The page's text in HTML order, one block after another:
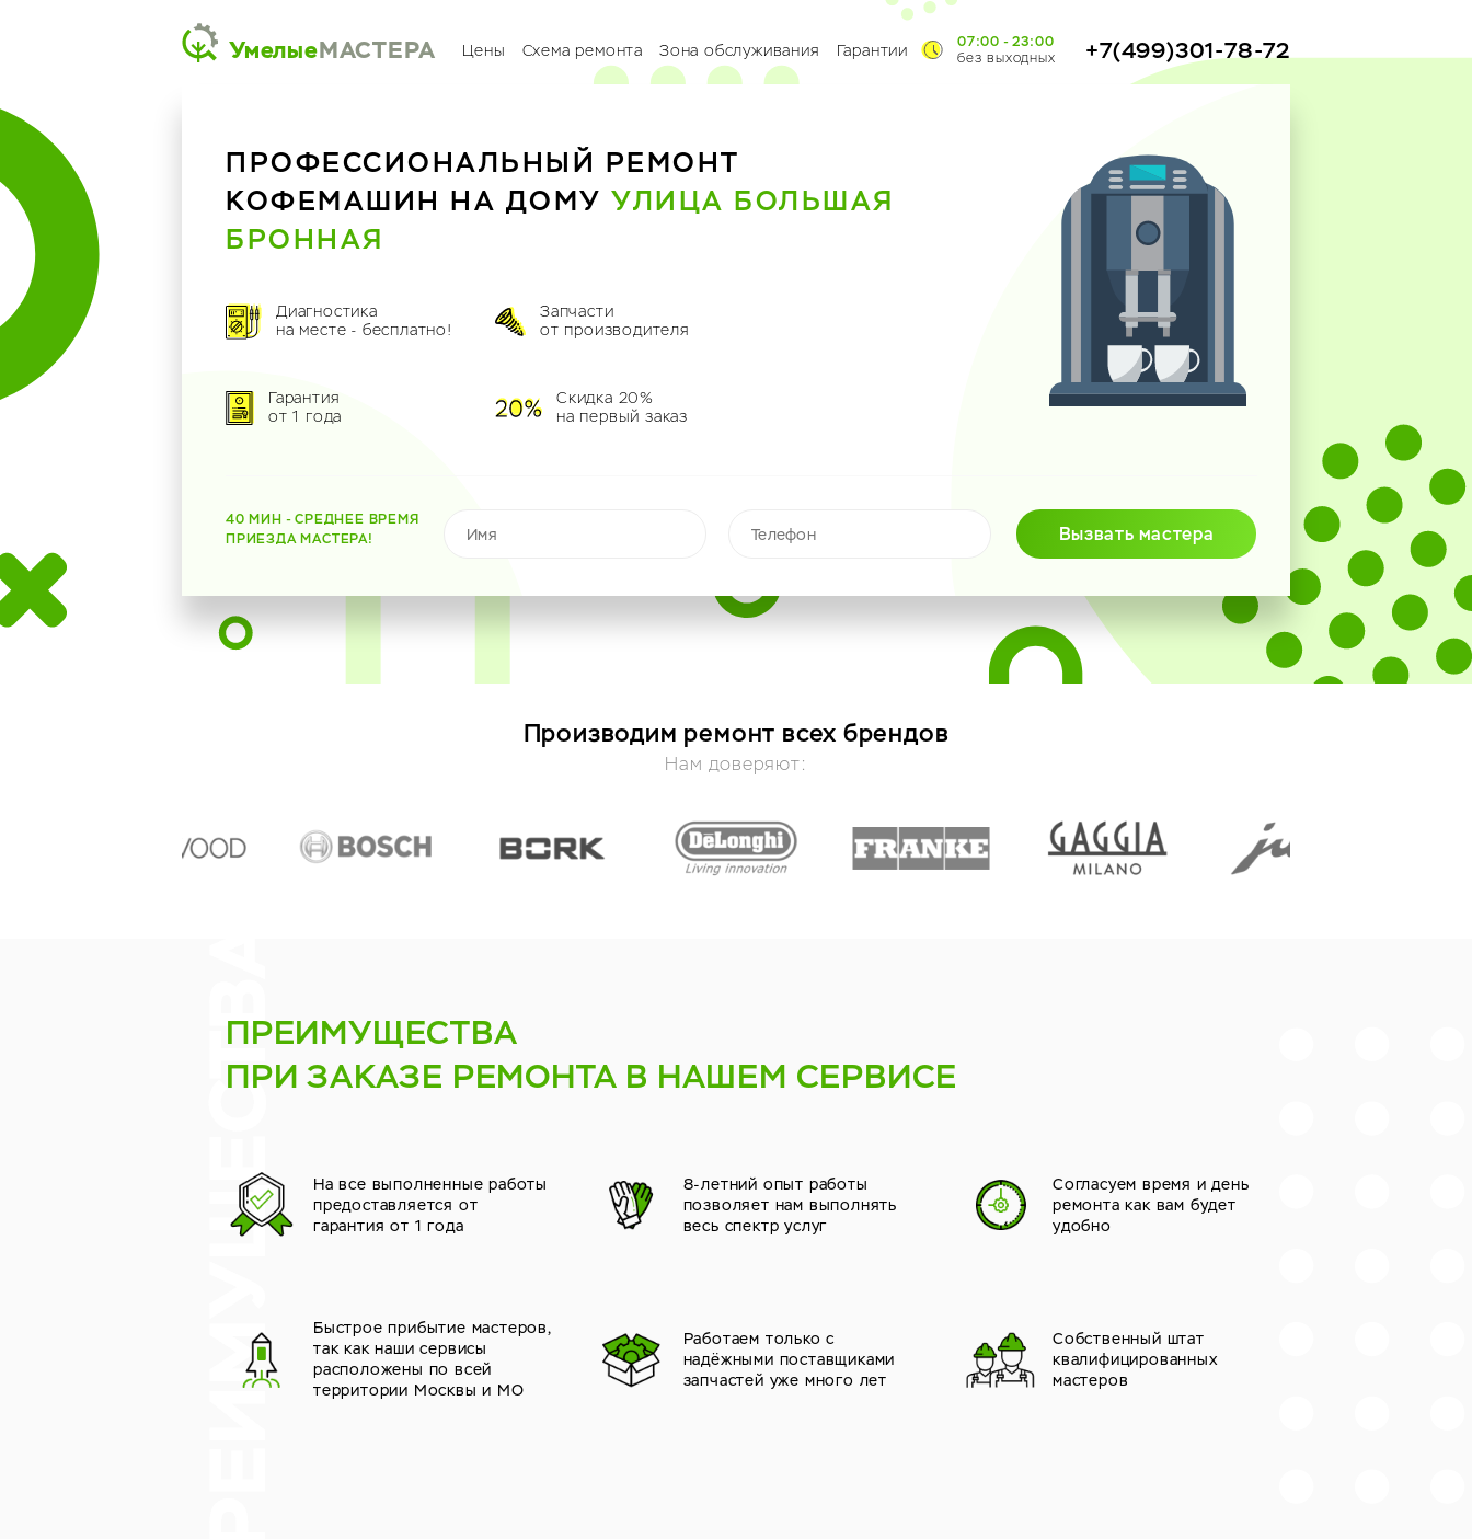
УмелыеМАСТЕРА Цены Схема ремонта Зона обслуживания Гарантии
07:00 - 23:00
без выходных
+7(499)301-78-72
ПРОФЕССИОНАЛЬНЫЙ РЕМОНТ
КОФЕМАШИН НА ДОМУ УЛИЦА БОЛЬШАЯ
БРОННАЯ
Диагностика
на месте - бесплатно!
Запчасти
от производителя
Гарантия
от 1 года
Скидка 20%
на первый заказ
40 МИН - СРЕДНЕЕ ВРЕМЯ
ПРИЕЗДА МАСТЕРА!
Вызвать мастера
Производим ремонт всех брендов
Нам доверяют:
ПРЕИМУЩЕСТВА
ПРИ ЗАКАЗЕ РЕМОНТА В НАШЕМ СЕРВИСЕ
На все выполненные работы
предоставляется от
гарантия от 1 года
8-летний опыт работы
позволяет нам выполнять
весь спектр услуг
Согласуем время и день
ремонта как вам будет
удобно
Быстрое прибытие мастеров,
так как наши сервисы
расположены по всей
территории Москвы и МО
Работаем только с
надёжными поставщиками
запчастей уже много лет
Собственный штат
квалифицированных
мастеров